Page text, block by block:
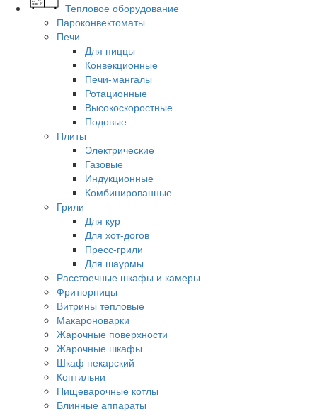
Тепловое оборудование
Пароконвектоматы
Печи
Для пиццы
Конвекционные
Печи-мангалы
Ротационные
Высокоскоростные
Подовые
Плиты
Электрические
Газовые
Индукционные
Комбинированные
Грили
Для кур
Для хот-догов
Пресс-грили
Для шаурмы
Расстоечные шкафы и камеры
Фритюрницы
Витрины тепловые
Макароноварки
Жарочные поверхности
Жарочные шкафы
Шкаф пекарский
Коптильни
Пищеварочные котлы
Блинные аппараты